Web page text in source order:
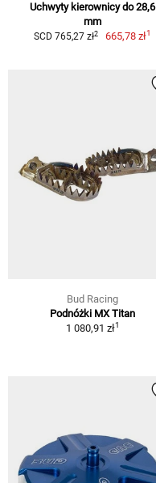
Uchwyty kierownicy do 28,6
mm
SCD 765,27 zł2 665,78 zł1
Bud Racing
Podnóżki MX Titan
1 080,91 zł1